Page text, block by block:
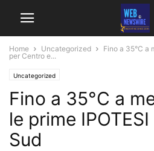
Home Uncategorized
Fino a 35°C a
per Centro e...
Uncategorized
Fino a 35°C a
le prime
Sud